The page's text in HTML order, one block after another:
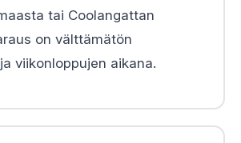
tai Coolangattan
on välttämätön
viikonloppujen aikana.